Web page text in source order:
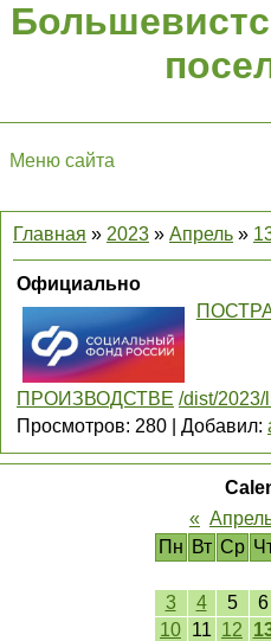
Меню сайта
Главная » 2023 » Апрель »
Официально
ПРОИЗВОДСТВЕ /dist/
Просмотров: 280 Добавил:
«
Пн Вт Ср
3
4 5 6
10 11 12